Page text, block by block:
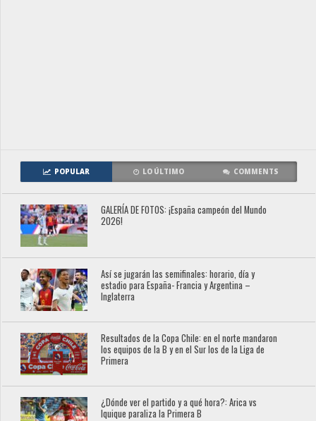
POPULAR LO ÚLTIMO COMMENTS
GALERÍA DE FOTOS: ¡España campeón del Mundo
2026!
Así se jugarán las semifinales: horario, día y
estadio para España- Francia y Argentina –
Inglaterra
Resultados de la Copa Chile: en el norte mandaron
los equipos de la B y en el Sur los de la Liga de
Primera
¿Dónde ver el partido y a qué hora?: Arica vs
Iquique paraliza la Primera B